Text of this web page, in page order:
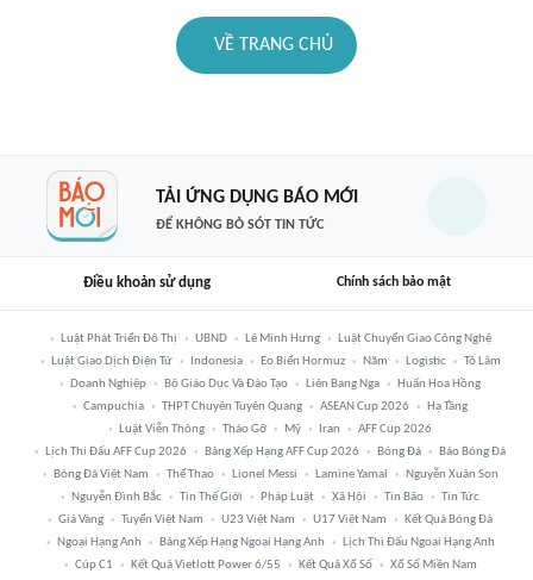
VỀ TRANG CHỦ
TẢI ỨNG DỤNG BÁO MỚI
ĐỂ KHÔNG BỎ SÓT TIN TỨC
Điều khoản sử dụng Chính sách bảo mật
Luật Phát Triển Đô Thị UBND Lê Minh Hưng
Luật Chuyển Giao Công Nghệ
Luật Giao Dịch Điện Tử
Indonesia Eo Biển Hormuz Năm Logistic
Tô Lâm
Doanh Nghiệp
Bộ Giáo Dục Và Đào Tạo Liên Bang Nga
Huấn Hoa Hồng
Campuchia
THPT Chuyên Tuyên Quang ASEAN Cup 2026
Hạ Tầng
Luật Viễn Thông
Tháo Gỡ Mỹ Iran
AFF Cup 2026
Lịch Thi Đấu AFF Cup 2026
Bảng Xếp Hạng AFF Cup 2026 Bóng Đá
Báo Bóng Đá
Bóng Đá Việt Nam
Thể Thao Lionel Messi Lamine Yamal
Nguyễn Xuân Son
Nguyễn Đình Bắc
Tin Thế Giới Pháp Luật Xã Hội Tin Bão
Tin Tức
Giá Vàng
Tuyển Việt Nam U23 Việt Nam U17 Việt Nam
Kết Quả Bóng Đá
Ngoại Hạng Anh
Bảng Xếp Hạng Ngoại Hạng Anh
Lịch Thi Đấu Ngoại Hạng Anh
Cúp C1
Kết Quả Vietlott Power 6/55 Kết Quả Xổ Số
Xổ Số Miền Nam